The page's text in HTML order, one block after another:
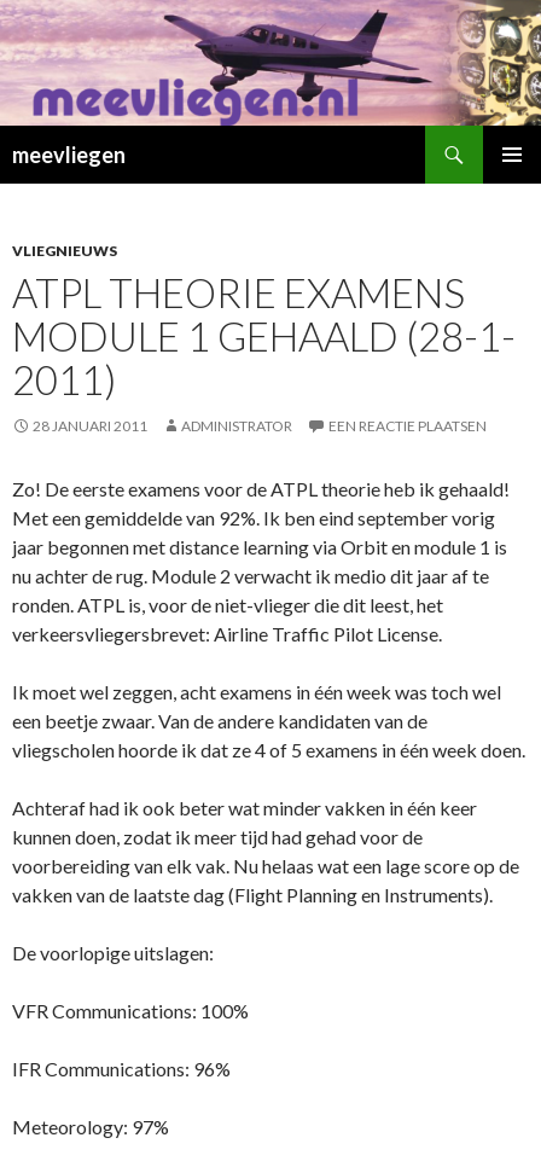
meevliegen
VLIEGNIEUWS
ATPL THEORIE EXAMENS
MODULE 1 GEHAALD (28-1-
2011)
28 JANUARI 2011 ADMINISTRATOR EEN REACTIE PLAATSEN
Zo! De eerste examens voor de ATPL theorie heb ik gehaald!
Met een gemiddelde van 92%. Ik ben eind september vorig
jaar begonnen met distance learning via Orbit en module 1 is
nu achter de rug. Module 2 verwacht ik medio dit jaar af te
ronden. ATPL is, voor de niet-vlieger die dit leest, het
verkeersvliegersbrevet: Airline Traffic Pilot License.
Ik moet wel zeggen, acht examens in één week was toch wel
een beetje zwaar. Van de andere kandidaten van de
vliegscholen hoorde ik dat ze 4 of 5 examens in één week doen.
Achteraf had ik ook beter wat minder vakken in één keer
kunnen doen, zodat ik meer tijd had gehad voor de
voorbereiding van elk vak. Nu helaas wat een lage score op de
vakken van de laatste dag (Flight Planning en Instruments).
De voorlopige uitslagen:
VFR Communications: 100%
IFR Communications: 96%
Meteorology: 97%